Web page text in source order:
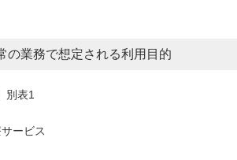
の業務で想定される利用目的
別表1
ービス